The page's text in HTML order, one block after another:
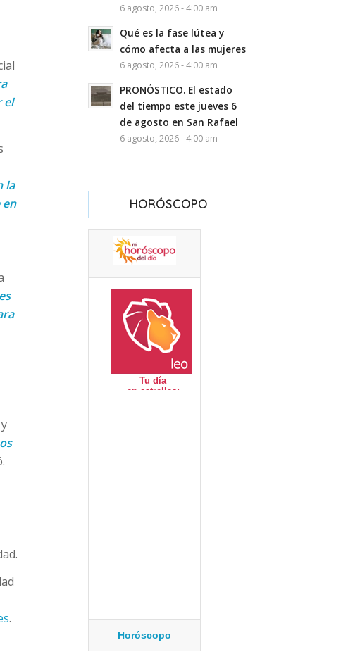
el
la
.
6 agosto, 2026 - 4:00 am
Qué es la fase lútea y
cómo afecta a las mujeres
6 agosto, 2026 - 4:00 am
PRONÓSTICO. El estado
del tiempo este jueves 6
de agosto en San Rafael
6 agosto, 2026 - 4:00 am
HORÓSCOPO
Horóscopo